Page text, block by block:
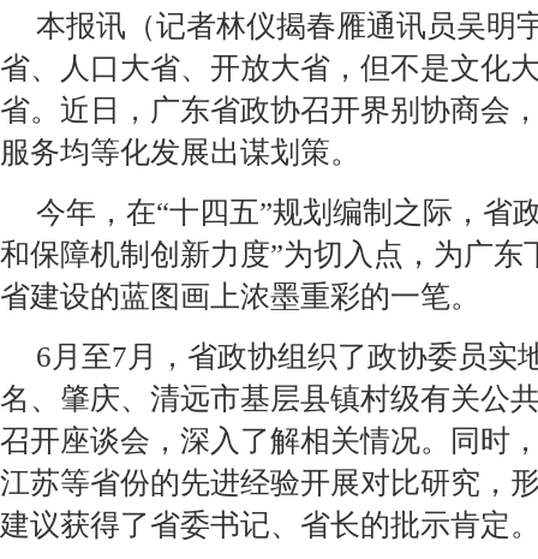
本报讯（记者林仪揭春雁通讯员吴明
省、人口大省、开放大省，但不是文化
省。近日，广东省政协召开界别协商会
服务均等化发展出谋划策。
今年，在“十四五”规划编制之际，省
和保障机制创新力度”为切入点，为广东
省建设的蓝图画上浓墨重彩的一笔。
6月至7月，省政协组织了政协委员实
名、肇庆、清远市基层县镇村级有关公
召开座谈会，深入了解相关情况。同时
江苏等省份的先进经验开展对比研究，
建议获得了省委书记、省长的批示肯定